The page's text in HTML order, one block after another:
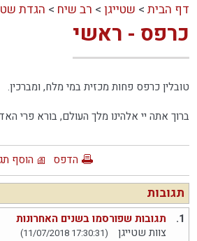
דף הבית > שטייגן > רב שיח > הגדת
כרפס - ראשי
טובלין כרפס פחות מכזית במי מלח, ומברכין.
ברוך אתה יי אלהינו מלך העולם, בורא פרי
הדפס הוסף
תגובות
1.
תגובות שפורסמו בשנים האחרונות
צוות שטייגן
(11/07/2018 17:30:31)